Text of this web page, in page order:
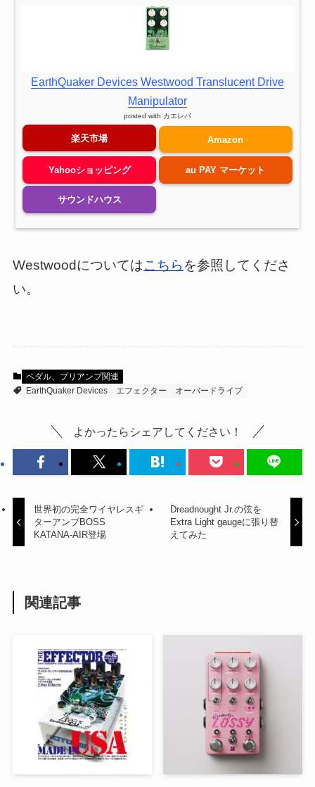
EarthQuaker Devices Westwood Translucent Drive
Manipulator
posted with カエレバ
楽天市場 Amazon
Yahooショッピング au PAY マーケット
サウンドハウス
Westwoodについてはこちら を参照してくださ
い。
ペダル、プリアンプ関連
EarthQuaker Devices
エフェクター オーバードライブ
よかったらシェアしてください！
世界初の完全ワイヤレスギ
ターアンプBOSS
KATANA-AIR登場
Dreadnought Jr.の弦を
Extra Light gaugeに張り替
えてみた
関連記事